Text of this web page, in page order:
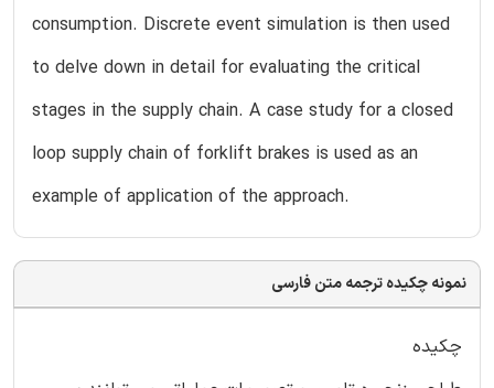
consumption. Discrete event simulation is then used
to delve down in detail for evaluating the critical
stages in the supply chain. A case study for a closed
loop supply chain of forklift brakes is used as an
example of application of the approach.
نمونه چکیده ترجمه متن فارسی
چکیده